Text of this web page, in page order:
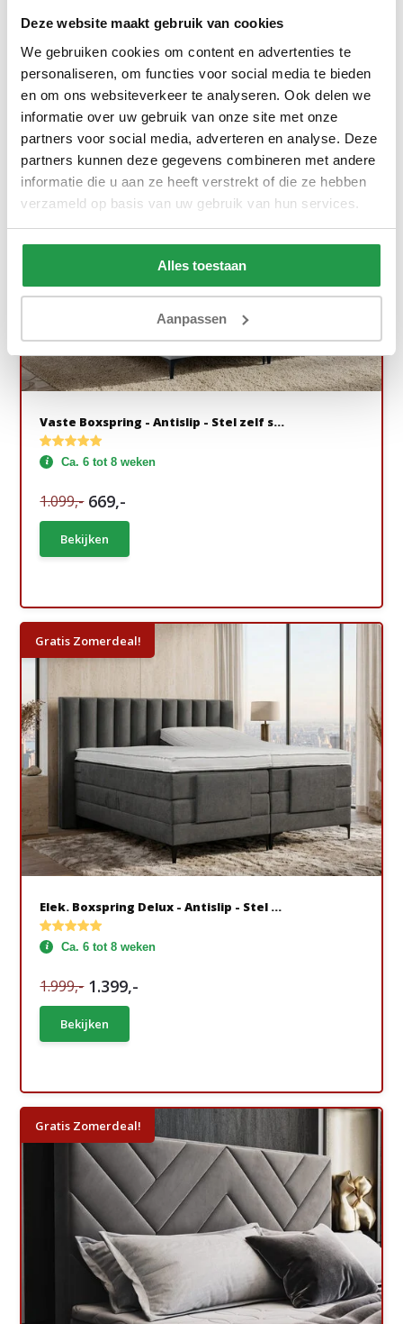
Deze website maakt gebruik van cookies
We gebruiken cookies om content en advertenties te
personaliseren, om functies voor social media te bieden
en om ons websiteverkeer te analyseren. Ook delen we
informatie over uw gebruik van onze site met onze
partners voor social media, adverteren en analyse. Deze
partners kunnen deze gegevens combineren met andere
informatie die u aan ze heeft verstrekt of die ze hebben
verzameld op basis van uw gebruik van hun services.
Alles toestaan
Aanpassen
799,- 449,-
Bekijken
Gratis Zomerdeal!
Vaste Boxspring - Antislip - Stel zelf s...
Ca. 6 tot 8 weken
1.099,- 669,-
Bekijken
Gratis Zomerdeal!
Elek. Boxspring Delux - Antislip - Stel ...
Ca. 6 tot 8 weken
1.999,- 1.399,-
Bekijken
Gratis Zomerdeal!